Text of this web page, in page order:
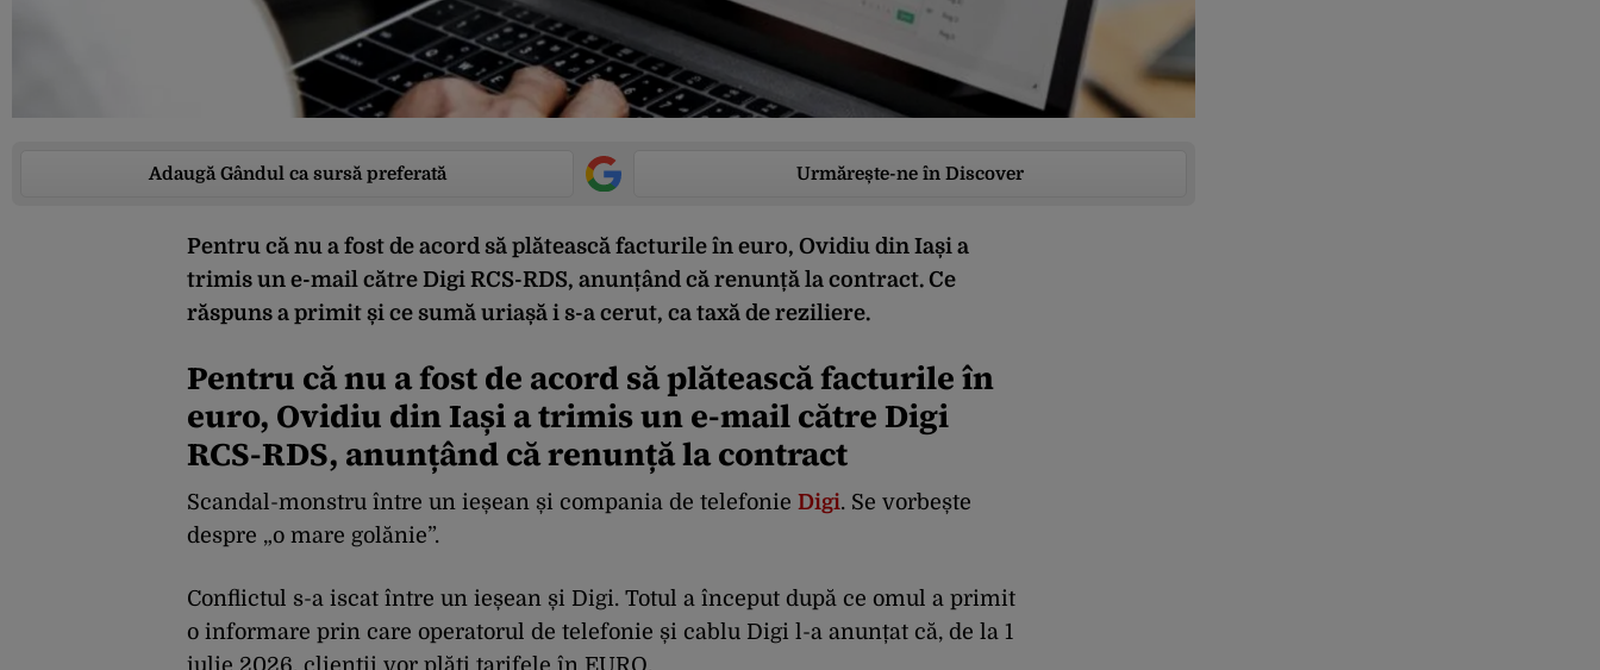
Adaugă Gândul ca sursă preferată Urmărește-ne în Discover
Pentru că nu a fost de acord să plătească facturile în euro, Ovidiu din Iași a
trimis un e-mail către Digi RCS-RDS, anunțând că renunță la contract. Ce
răspuns a primit și ce sumă uriașă i s-a cerut, ca taxă de reziliere.
Pentru că nu a fost de acord să plătească facturile în
euro, Ovidiu din Iași a trimis un e-mail către Digi
RCS-RDS, anunțând că renunță la contract
Scandal-monstru între un ieșean și compania de telefonie Digi. Se vorbește
despre „o mare golănie”.
Conflictul s-a iscat între un ieșean și Digi. Totul a început după ce omul a primit
o informare prin care operatorul de telefonie și cablu Digi l-a anunțat că, de la 1